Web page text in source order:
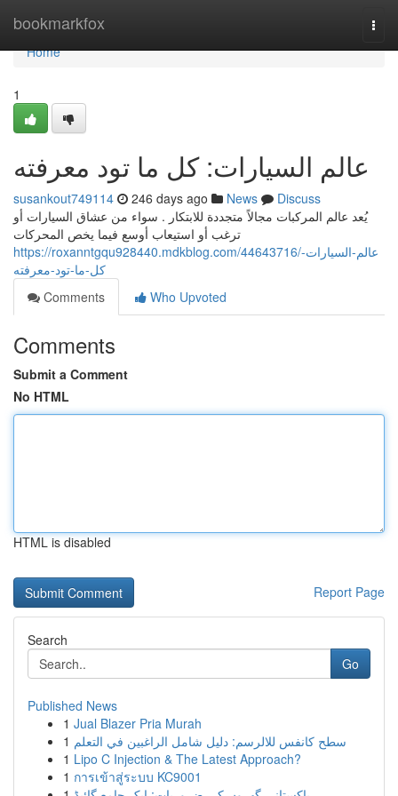
bookmarkfox
Home
Home
1
عالم السيارات: كل ما تود معرفته
susankout749114 246 days ago News
Discuss
يُعد عالم المركبات مجالاً متجددة للابتكار . سواء من عشاق السيارات أو
ترغب أو استيعاب أوسع فيما يخص المحركات
https://roxanntgqu928440.mdkblog.com/44643716/عالم-السيارات-
كل-ما-تود-معرفته
Comments
Who Upvoted
Comments
Submit a Comment
No HTML
HTML is disabled
Report Page
Search
Go
Published News
1 Jual Blazer Pria Murah
1 سطح كانفس للالرسم: دليل شامل الراغبين في التعلم
1 Lipo C Injection & The Latest Approach?
1 การเข้าสู่ระบบ KC9001